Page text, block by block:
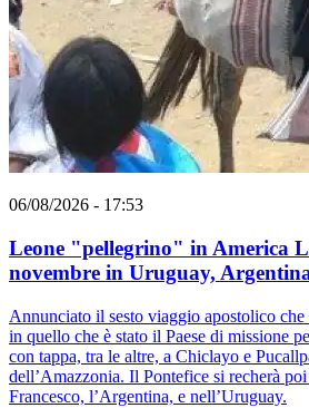
06/08/2026 - 17:53
Leone "pellegrino" in America
novembre in Uruguay,
Annunciato il sesto viaggio apostolico
in quello che è stato il Paese di missione
con tappa, tra le altre, a Chiclayo e
dell’Amazzonia. Il Pontefice si recherà
Francesco, l’Argentina, e nell’Uruguay.